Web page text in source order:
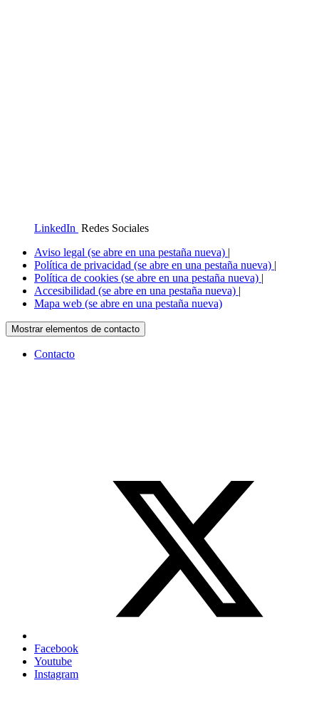
LinkedIn Redes Sociales
Aviso legal (se abre en una pestaña nueva) |
Política de privacidad (se abre en una pestaña nueva) |
Política de cookies (se abre en una pestaña nueva) |
Accesibilidad (se abre en una pestaña nueva) |
Mapa web (se abre en una pestaña nueva)
Mostrar elementos de contacto
Contacto
Facebook
Youtube
Instagram